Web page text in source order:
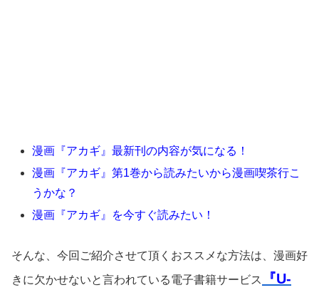
漫画『アカギ』最新刊の内容が気になる！
漫画『アカギ』第1巻から読みたいから漫画喫茶行こ
うかな？
漫画『アカギ』を今すぐ読みたい！
そんな、今回ご紹介させて頂くおススメな方法は、漫画好
きに欠かせないと言われている電子書籍サービス
『U-